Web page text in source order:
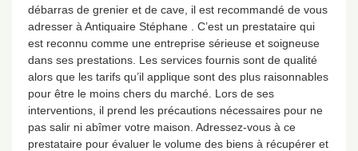
débarras de grenier et de cave, il est recommandé de vous
adresser à Antiquaire Stéphane . C’est un prestataire qui
est reconnu comme une entreprise sérieuse et soigneuse
dans ses prestations. Les services fournis sont de qualité
alors que les tarifs qu’il applique sont des plus raisonnables
pour être le moins chers du marché. Lors de ses
interventions, il prend les précautions nécessaires pour ne
pas salir ni abîmer votre maison. Adressez-vous à ce
prestataire pour évaluer le volume des biens à récupérer et